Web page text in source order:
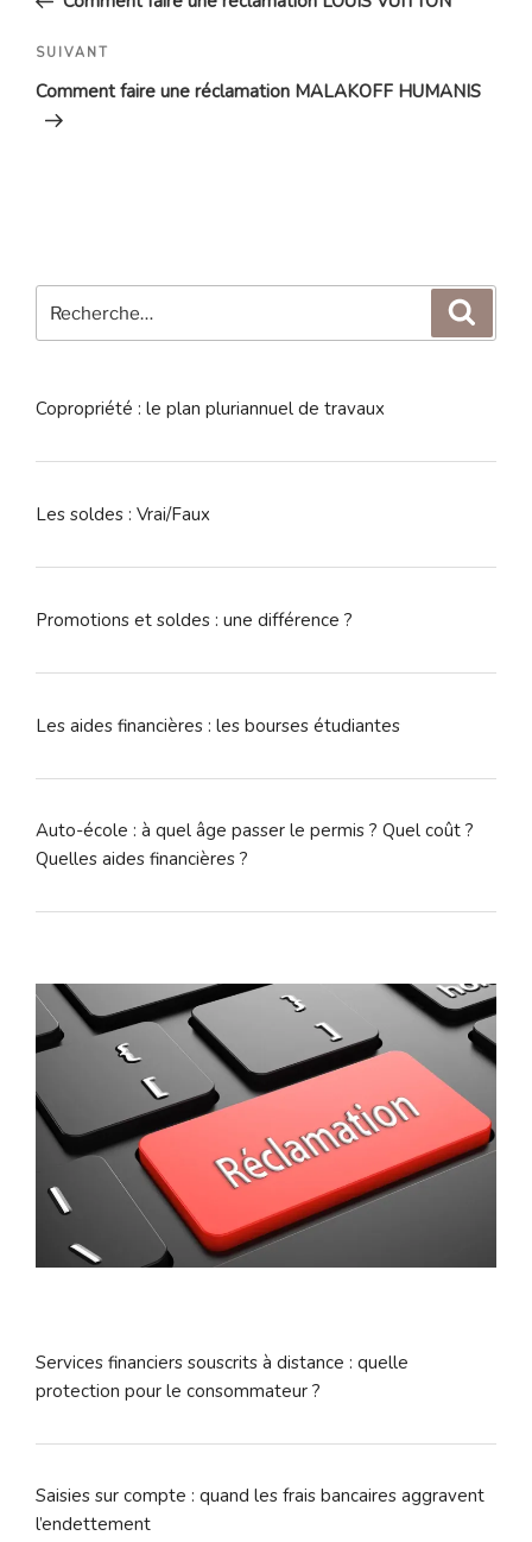
l’article
Article
suivant
SUIVANT
Comment faire une réclamation MALAKOFF HUMANIS
pour
Copropriété : le plan pluriannuel de travaux
Les soldes : Vrai/Faux
Promotions et soldes : une différence ?
Les aides financières : les bourses étudiantes
Auto-école : à quel âge passer le permis ? Quel coût ?
Quelles aides financières ?
Services financiers souscrits à distance : quelle
protection pour le consommateur ?
Saisies sur compte : quand les frais bancaires aggravent
l’endettement